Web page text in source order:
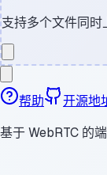
支持多个文件同
帮助 开源地
基于 WebRTC 的